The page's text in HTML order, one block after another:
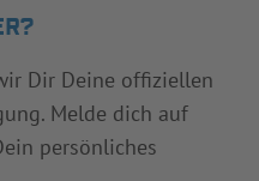
Dir Deine offiziellen
Melde dich auf
persönliches